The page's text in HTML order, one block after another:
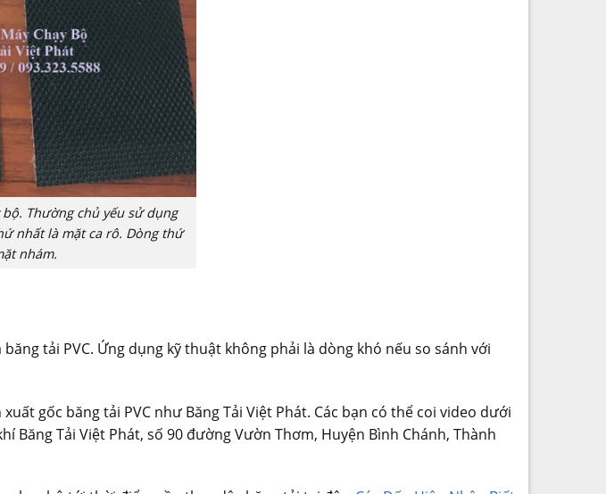
Thường chủ yếu sử dụng
nhất là mặt ca rô. Dòng thứ
nhám.
tải PVC. Ứng dụng kỹ thuật không phải là dòng khó nếu so sánh với
gốc băng tải PVC như Băng Tải Việt Phát. Các bạn có thể coi video dưới
Băng Tải Việt Phát, số 90 đường Vườn Thơm, Huyện Bình Chánh, Thành